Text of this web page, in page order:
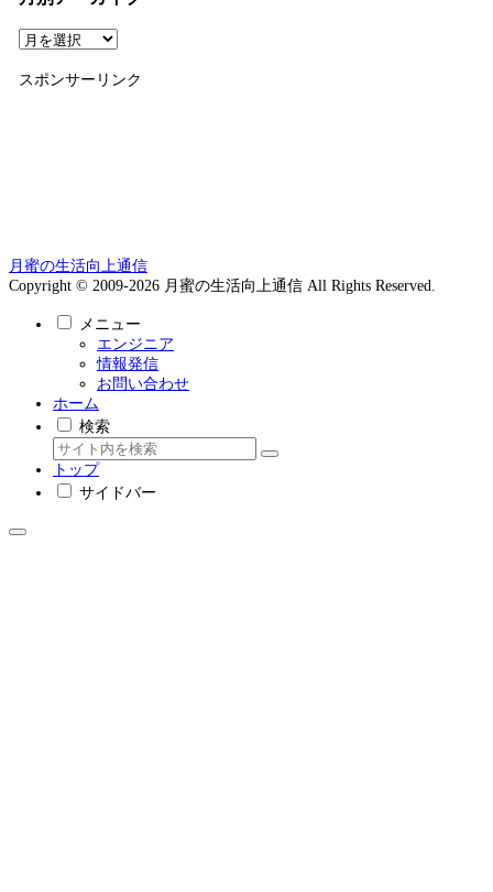
リ
ー
月
ア
スポンサーリンク
月蜜の生活向上通信
Copyright © 2009-2026 月蜜の生活向上通信 All Rights Reserved.
メニュー
エンジニア
情報発信
お問い合わせ
ホーム
検索
トップ
サイドバー